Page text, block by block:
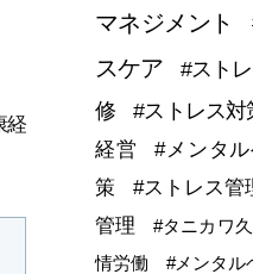
経
マネジメント
スケア
#スト
修
#ストレス対
経営
#メンタ
策
#ストレス管
管理
#タニカワ
情労働
#メンタル